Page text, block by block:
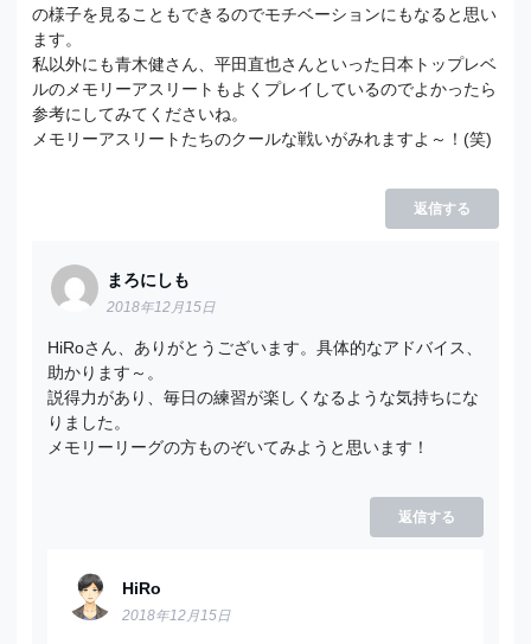
の様子を見ることもできるのでモチベーションにもなると思い
ます。
私以外にも青木健さん、平田直也さんといった日本トップレベ
ルのメモリーアスリートもよくプレイしているのでよかったら
参考にしてみてくださいね。
メモリーアスリートたちのクールな戦いがみれますよ～！(笑)
返信する
まろにしも
2018年12月15日
HiRoさん、ありがとうございます。具体的なアドバイス、
助かります～。
説得力があり、毎日の練習が楽しくなるような気持ちにな
りました。
メモリーリーグの方ものぞいてみようと思います！
返信する
HiRo
2018年12月15日